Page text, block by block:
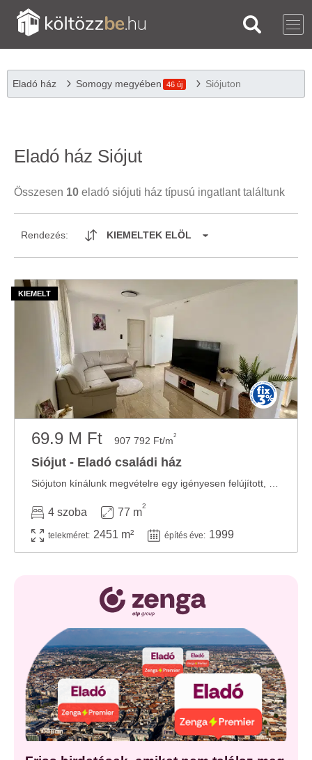
Eladó ház Somogy megyében 46 új Siójuton
Eladó ház Siójut
Összesen 10 eladó siójuti ház típusú ingatlant találtunk
Rendezés: KIEMELTEK ELÖL
69.9 M Ft 907 792 Ft/m2
Siójut - Eladó családi ház
4 szoba 77 m
2
telekméret: 2451 m² építés éve: 1999